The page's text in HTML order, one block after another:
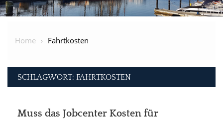
Home Fahrtkosten
SCHLAGWORT: FAHRTKOSTEN
Muss das Jobcenter Kosten für